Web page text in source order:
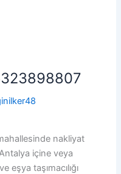
nakliyat
içine veya
eşya taşımacılığı